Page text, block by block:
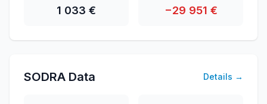
1 033 € −29 951 €
SODRA Data Details →